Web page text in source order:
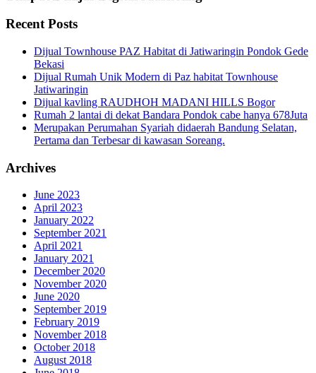
Recent Posts
Dijual Townhouse PAZ Habitat di Jatiwaringin Pondok Gede
Bekasi
Dijual Rumah Unik Modern di Paz habitat Townhouse
Jatiwaringin
Dijual kavling RAUDHOH MADANI HILLS Bogor
Rumah 2 lantai di dekat Bandara Pondok cabe hanya 678Juta
Merupakan Perumahan Syariah didaerah Bandung Selatan,
Pertama dan Terbesar di kawasan Soreang.
Archives
June 2023
April 2023
January 2022
September 2021
April 2021
January 2021
December 2020
November 2020
June 2020
September 2019
February 2019
November 2018
October 2018
August 2018